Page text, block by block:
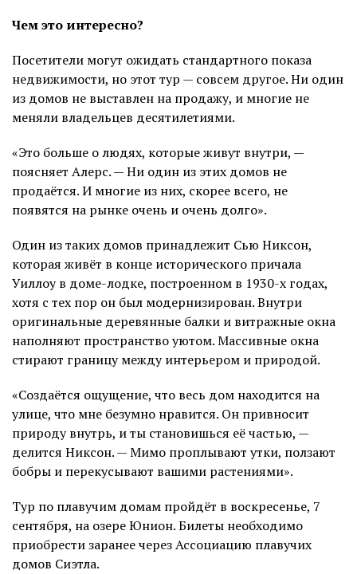
Чем это интересно?
Посетители могут ожидать стандартного показа
недвижимости, но этот тур — совсем другое. Ни один
из домов не выставлен на продажу, и многие не
меняли владельцев десятилетиями.
«Это больше о людях, которые живут внутри, —
поясняет Алерс. — Ни один из этих домов не
продаётся. И многие из них, скорее всего, не
появятся на рынке очень и очень долго».
Один из таких домов принадлежит Сью Никсон,
которая живёт в конце исторического причала
Уиллоу в доме-лодке, построенном в 1930-х годах,
хотя с тех пор он был модернизирован. Внутри
оригинальные деревянные балки и витражные окна
наполняют пространство уютом. Массивные окна
стирают границу между интерьером и природой.
«Создаётся ощущение, что весь дом находится на
улице, что мне безумно нравится. Он привносит
природу внутрь, и ты становишься её частью, —
делится Никсон. — Мимо проплывают утки, ползают
бобры и перекусывают вашими растениями».
Тур по плавучим домам пройдёт в воскресенье, 7
сентября, на озере Юнион. Билеты необходимо
приобрести заранее через Ассоциацию плавучих
домов Сиэтла.